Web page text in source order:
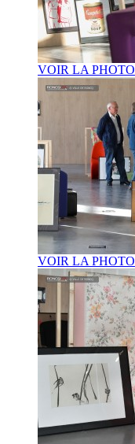
VOIR LA PHOTO
VOIR LA PHOTO